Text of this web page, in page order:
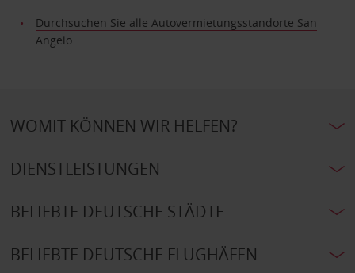
Durchsuchen Sie alle Autovermietungsstandorte San
Angelo
WOMIT KÖNNEN WIR HELFEN?
DIENSTLEISTUNGEN
BELIEBTE DEUTSCHE STÄDTE
BELIEBTE DEUTSCHE FLUGHÄFEN